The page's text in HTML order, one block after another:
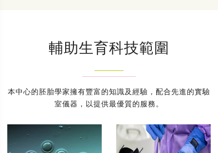
輔助生育科技範圍
本中心的胚胎學家擁有豐富的知識及經驗，配合先進的實驗
室儀器，以提供最優質的服務。